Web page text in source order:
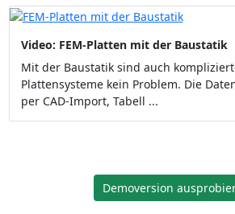
Video: FEM-Platten mit der Baustatik
Mit der Baustatik sind auch
Plattensysteme kein Problem. Die
per CAD-Import, Tabell ...
Demoversion